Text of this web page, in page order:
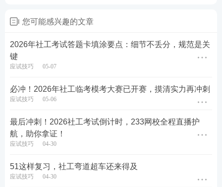
您可能感兴趣的文章
2026年社工考试答题卡填涂要点：细节不丢分，规范是关
键
应试技巧 05-07
必冲！2026年社工临考模考大赛已开赛，摸清实力再冲刺
应试技巧 05-06
最后冲刺！2026社工考试倒计时，233网校全程直播护
航，助你拿证！
应试技巧 04-30
51这样复习，社工弯道超车还来得及
应试技巧 04-30